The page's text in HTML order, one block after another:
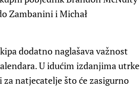
Zambanini i Michał
dodatno naglašava važnost
U idućim izdanjima utrke
natjecatelje što će zasigurno